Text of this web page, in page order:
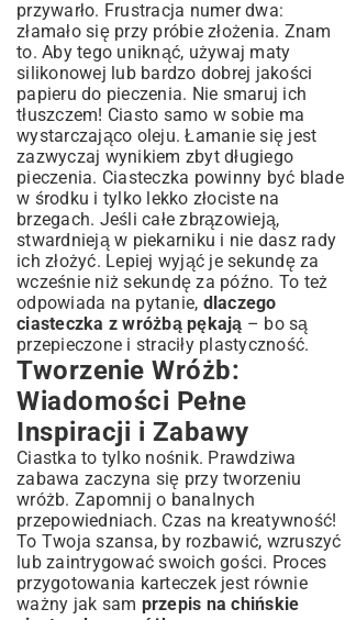
przywarło. Frustracja numer dwa:
złamało się przy próbie złożenia. Znam
to. Aby tego uniknąć, używaj maty
silikonowej lub bardzo dobrej jakości
papieru do pieczenia. Nie smaruj ich
tłuszczem! Ciasto samo w sobie ma
wystarczająco oleju. Łamanie się jest
zazwyczaj wynikiem zbyt długiego
pieczenia. Ciasteczka powinny być blade
w środku i tylko lekko złociste na
brzegach. Jeśli całe zbrązowieją,
stwardnieją w piekarniku i nie dasz rady
ich złożyć. Lepiej wyjąć je sekundę za
wcześnie niż sekundę za późno. To też
odpowiada na pytanie, dlaczego
ciasteczka z wróżbą pękają – bo są
przepieczone i straciły plastyczność.
Tworzenie Wróżb:
Wiadomości Pełne
Inspiracji i Zabawy
Ciastka to tylko nośnik. Prawdziwa
zabawa zaczyna się przy tworzeniu
wróżb. Zapomnij o banalnych
przepowiedniach. Czas na kreatywność!
To Twoja szansa, by rozbawić, wzruszyć
lub zaintrygować swoich gości. Proces
przygotowania karteczek jest równie
ważny jak sam przepis na chińskie